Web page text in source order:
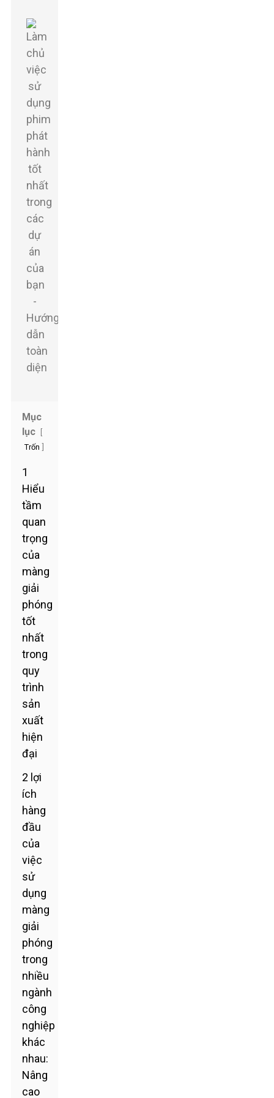
Mục
lục
Trốn
1
Hiểu
tầm
quan
trọng
của
màng
giải
phóng
tốt
nhất
trong
quy
trình
sản
xuất
hiện
đại
2 lợi
ích
hàng
đầu
của
việc
sử
dụng
màng
giải
phóng
trong
nhiều
ngành
công
nghiệp
khác
nhau:
Nâng
cao